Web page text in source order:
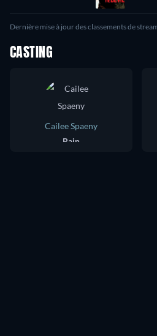
Dernière mise à jour des classements de
CASTING
Cailee Spaeny
Rain